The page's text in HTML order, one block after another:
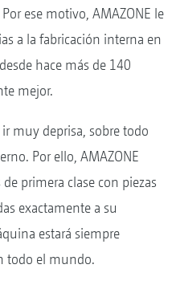
ese motivo, AMAZONE le
a la fabricación interna en
hace más de 140
mejor.
muy deprisa, sobre todo
Por ello, AMAZONE
primera clase con piezas
exactamente a su
estará siempre
todo el mundo.